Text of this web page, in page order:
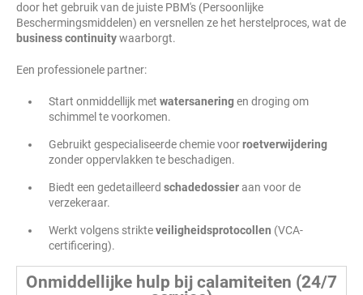
door het gebruik van de juiste PBM's (Persoonlijke
Beschermingsmiddelen) en versnellen ze het herstelproces, wat de
business continuitywaarborgt.
Een professionele partner:
Start onmiddellijk met watersaneringen droging om
schimmel te voorkomen.
Gebruikt gespecialiseerde chemie voorroetverwijdering
zonder oppervlakken te beschadigen.
Biedt een gedetailleerd schadedossieraan voor de
verzekeraar.
Werkt volgens strikteveiligheidsprotocollen (VCA-
certificering).
Onmiddellijke hulp bij calamiteiten (24/7